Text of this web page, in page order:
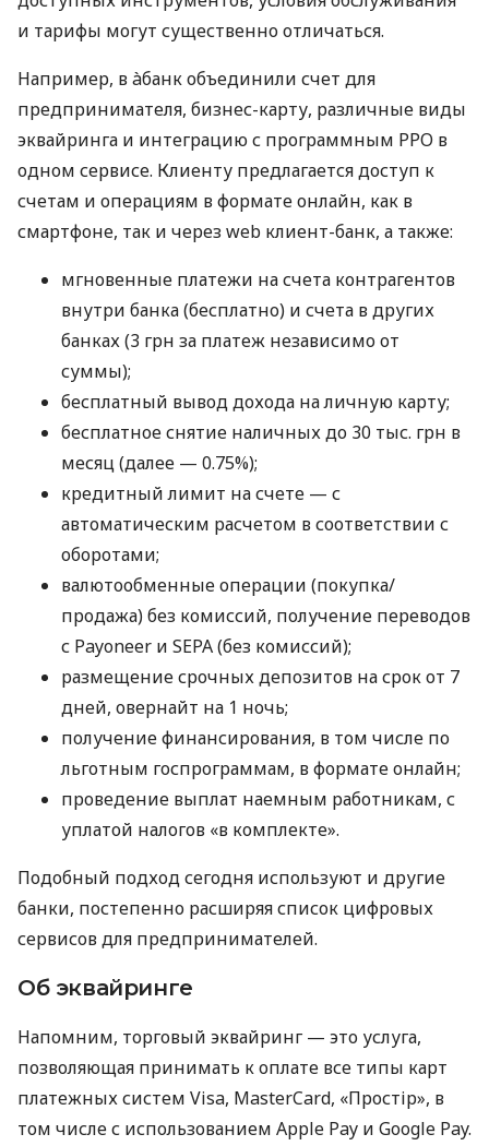
и тарифы могут существенно отличаться.
Например, в àбанк объединили счет для
предпринимателя, бизнес-карту, различные виды
эквайринга и интеграцию с программным РРО в
одном сервисе. Клиенту предлагается доступ к
счетам и операциям в формате онлайн, как в
смартфоне, так и через web клиент-банк, а также:
мгновенные платежи на счета контрагентов
внутри банка (бесплатно) и счета в других
банках (3 грн за платеж независимо от
суммы);
бесплатный вывод дохода на личную карту;
бесплатное снятие наличных до 30 тыс. грн в
месяц (далее — 0.75%);
кредитный лимит на счете — с
автоматическим расчетом в соответствии с
оборотами;
валютообменные операции (покупка/
продажа) без комиссий, получение переводов
с Payoneer и SEPA (без комиссий);
размещение срочных депозитов на срок от 7
дней, овернайт на 1 ночь;
получение финансирования, в том числе по
льготным госпрограммам, в формате онлайн;
проведение выплат наемным работникам, с
уплатой налогов «в комплекте».
Подобный подход сегодня используют и другие
банки, постепенно расширяя список цифровых
сервисов для предпринимателей.
Об эквайринге
Напомним, торговый эквайринг — это услуга,
позволяющая принимать к оплате все типы карт
платежных систем Visa, MasterCard, «Простір», в
том числе с использованием Apple Pay и Google Pay.